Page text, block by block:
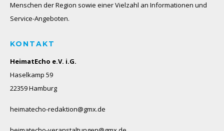
Menschen der Region sowie einer Vielzahl an Informationen und
Service-Angeboten.
KONTAKT
HeimatEcho e.V. i.G.
Haselkamp 59
22359 Hamburg
heimatecho-redaktion@gmx.de